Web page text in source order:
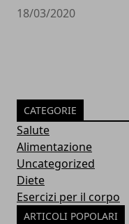
18/03/2020
CATEGORIE
Salute
Alimentazione
Uncategorized
Diete
Esercizi per il corpo
ARTICOLI POPOLARI